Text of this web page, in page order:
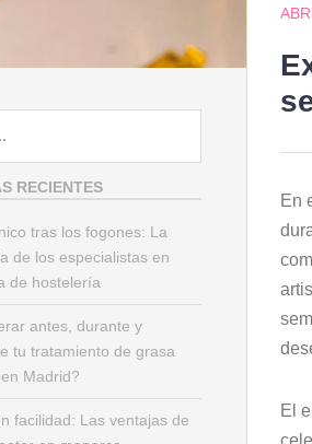
En
El
RECIENTES
tras los fogones: La
de los especialistas en
de hostelería
antes, durante y
tu tratamiento de grasa
Madrid?
facilidad: Las ventajas de